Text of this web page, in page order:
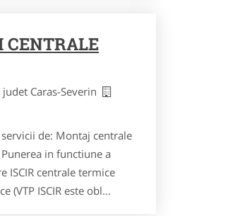
CENTRALE
judet Caras-Severin
de: Montaj centrale
in functiune a
ISCIR centrale termice
(VTP ISCIR este obl...